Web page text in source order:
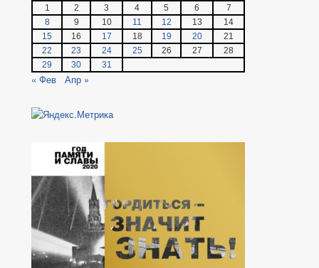
1 2 3 4 5 6
7
8
9 10 11 12 13
14
15
16 17 18 19 20
21
22
23 24 25 26 27
28
29
30 31
« Фев Апр »